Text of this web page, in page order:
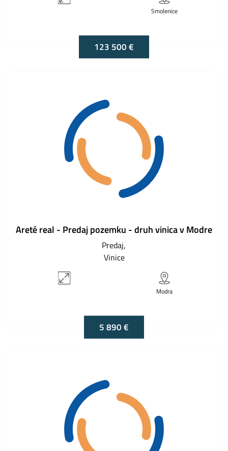
Smolenice
123 500 €
Areté real - Predaj pozemku - druh vinica v Modre
Predaj
Vinice
Modra
5 890 €